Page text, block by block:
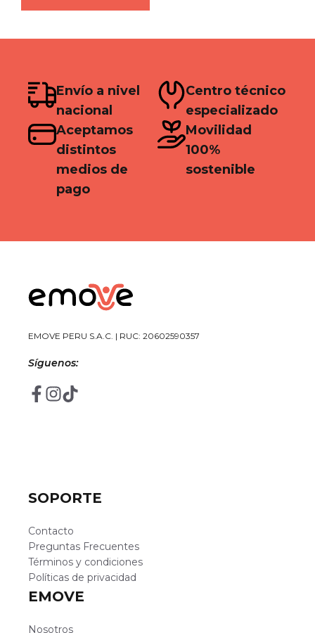
Envío a nivel
nacional
Centro técnico
especializado
Aceptamos
distintos
medios de
pago
Movilidad
100%
sostenible
EMOVE PERU S.A.C. | RUC: 20602590357
Síguenos:
SOPORTE
Contacto
Preguntas Frecuentes
Términos y condiciones
Políticas de privacidad
EMOVE
Nosotros